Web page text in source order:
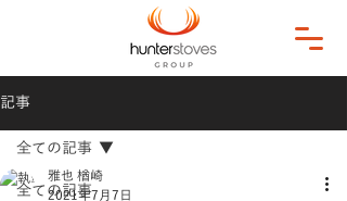
記事
全ての記事
全ての記事
雅也 楢崎
2021年7月7日